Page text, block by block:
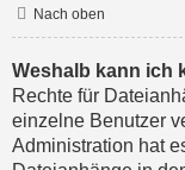
Nach oben
Weshalb kann ich
Rechte für
einzelne Benutzer
Administration hat